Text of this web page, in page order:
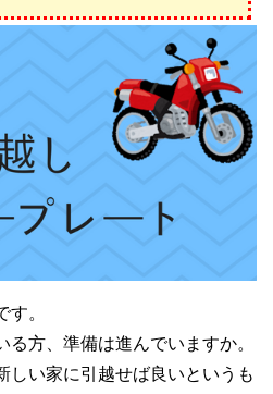
。
る方、準備は進んでいますか。
しい家に引越せば良いというも